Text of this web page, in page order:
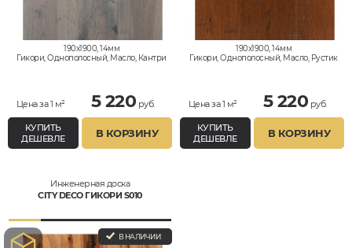
190x1900, 14мм
Гикори, Однополосный, Масло, Кантри
Цена за 1 м² 5 220 руб.
КУПИТЬ
ДЕШЕВЛЕ
В КОРЗИНУ
190x1900, 14мм
Гикори, Однополосный, Масло, Рустик
Цена за 1 м² 5 220 руб.
КУПИТЬ
ДЕШЕВЛЕ
В КОРЗИНУ
Инженерная доска
CITY DECO ГИКОРИ S010
В НАЛИЧИИ